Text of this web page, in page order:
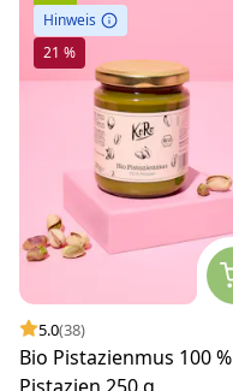
Hinweis
21 %
5.0(38)
Bio Pistazienmus 100 %
Pistazien 250 g